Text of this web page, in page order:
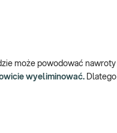
może powodować nawroty
wyeliminować. Dlatego